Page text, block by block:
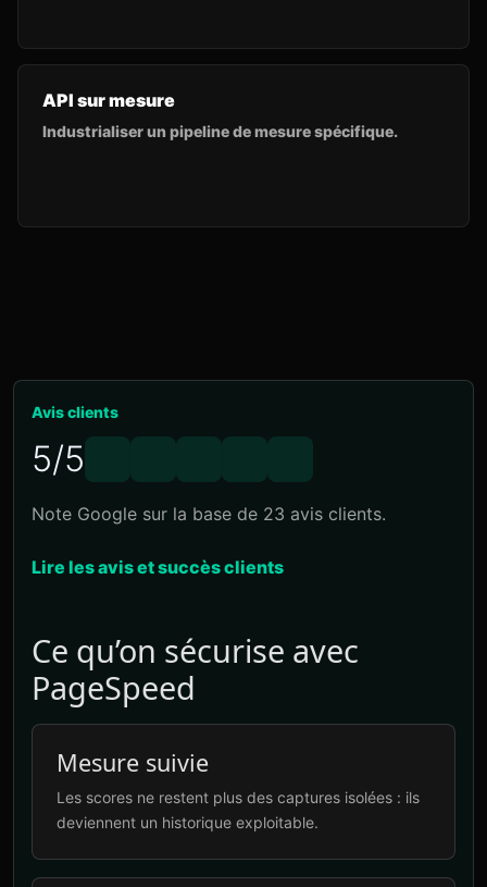
API sur mesure
Industrialiser un pipeline de mesure spécifique.
Avis clients
5/5
Note Google sur la base de 23 avis clients.
Lire les avis et succès clients
Ce qu’on sécurise avec
PageSpeed
Mesure suivie
Les scores ne restent plus des captures isolées : ils
deviennent un historique exploitable.